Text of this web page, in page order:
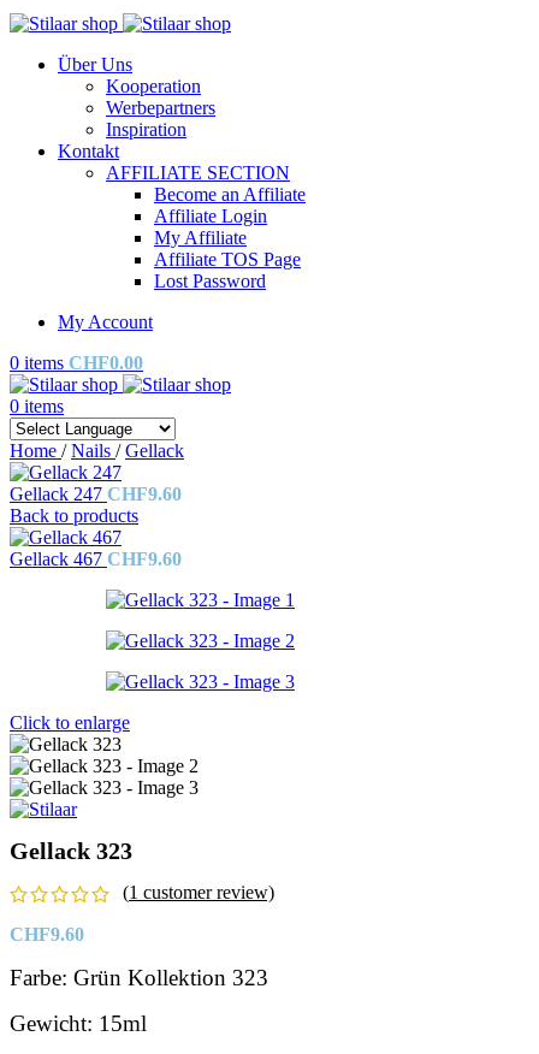
Über Uns
Kooperation
Werbepartners
Inspiration
Kontakt
AFFILIATE SECTION
Become an Affiliate
Affiliate Login
My Affiliate
Affiliate TOS Page
Lost Password
My Account
0 items CHF0.00
0 items
Home / Nails / Gellack
Gellack 247 CHF9.60
Back to products
Gellack 467 CHF9.60
Click to enlarge
Gellack 323
(1 customer review)
CHF9.60
Farbe: Grün Kollektion 323
Gewicht: 15ml